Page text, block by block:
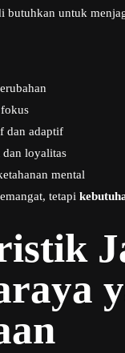
butuhkan untuk
dan adaptif
loyalitas
mental
tetapi